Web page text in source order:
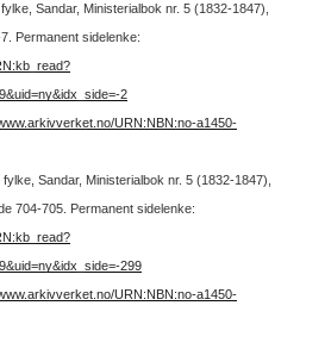
Sandar, Ministerialbok nr. 5 (1832-1847),
Permanent sidelenke:
2
URN:NBN:no-a1450-
Sandar, Ministerialbok nr. 5 (1832-1847),
704-705. Permanent sidelenke:
299
URN:NBN:no-a1450-